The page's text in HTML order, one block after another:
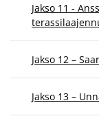
Jakso 11 -
Jakso 12 –
Jakso 13 –